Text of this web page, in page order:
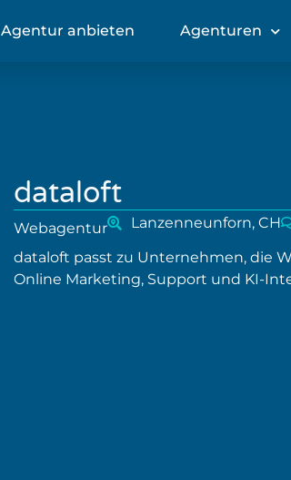
Agentur anbieten Agenturen
dataloft
Webagentur Lanzenneunforn, CH
dataloft passt zu Unternehmen, die
Online Marketing, Support und KI-